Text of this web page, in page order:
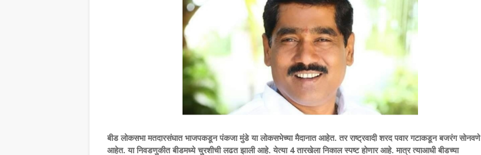
बीड लोकसभा मतदारसंघात भाजपकडून पंकजा मुंडे या लोकसभेच्या मैदानात आहेत. तर राष्ट्रवादी शरद पवार गटाकडून बजरंग सोनवणे
आहेत. या निवडणुकीत बीडमध्ये चुरशीची लढत झाली आहे. येत्या 4 तारखेला निकाल स्पष्ट होणार आहे. मात्र त्याआधी बीडच्या